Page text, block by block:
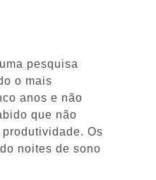
pesquisa
o mais
anos e não
que não
Os
noites de sono